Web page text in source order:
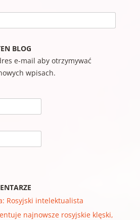
BLOG
e-mail aby otrzymywać
wpisach.
Rosyjski intelektualista
najnowsze rosyjskie klęski,